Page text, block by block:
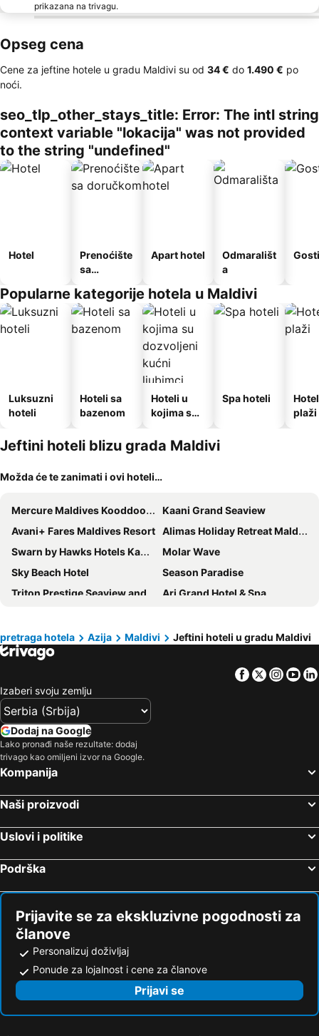
prikazana na trivagu.
Opseg cena
Cene za jeftine hotele u gradu Maldivi su od ‎34 € do ‎1.490 € po
noći.
seo_tlp_other_stays_title: Error: The intl string
context variable "lokacija" was not provided
to the string "undefined"
Hotel
Prenoćište
sa
Apart hotel
Odmarališt
a
Popularne kategorije hotela u Maldivi
Luksuzni
hoteli
Hoteli sa
bazenom
Hoteli u
kojima su
kućni
ljubimci
Spa hoteli
plaži
Jeftini hoteli blizu grada Maldivi
Možda će te zanimati i ovi hoteli…
Mercure Maldives Kooddoo Resort
Kaani Grand Seaview
Avani+ Fares Maldives Resort Alimas Holiday Retreat Maldives
Swarn by Hawks Hotels Kamadhoo Baa Atoll
Molar Wave
Sky Beach Hotel
Season Paradise
Triton Prestige Seaview and Spa
Ari Grand Hotel & Spa
Koimala Hotel
Arena Beach Hotel
Paguro Beach Inn
Kaani Palm Beach
La Isla Tropica - Maldives
Rasdu View Inn
Ecoboo Maldives
White Tern Maldives
Hotel Star Shell
Crown Beach Hotel Maldives
ViluVeli Holiday Retreat
Pullman Maldives All-Inclusive Resort
Jail Break Surf Inn
Samann Grand
Salt Beach Hotel
Kuredhi Beach Inn
Masfalhi View Inn
TME Retreats Dhigurah
Surf Trip Maldives
Rehendhi Villa
Express Inn at Hulhumale
pretraga hotela Azija Maldivi Jeftini hoteli u gradu Maldivi
Facebook
Twitter
Izaberi svoju zemlju
Dodaj na Google
Lako pronađi naše rezultate: dodaj
trivago kao omiljeni izvor na Google.
Kompanija
Naši proizvodi
Uslovi i politike
Podrška
Prijavite se za ekskluzivne pogodnosti za
članove
Personalizuj doživljaj
Ponude za lojalnost i cene za članove
Prijavi se